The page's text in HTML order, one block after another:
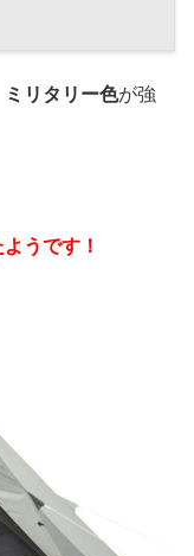
ミリタリー色が強
うです！